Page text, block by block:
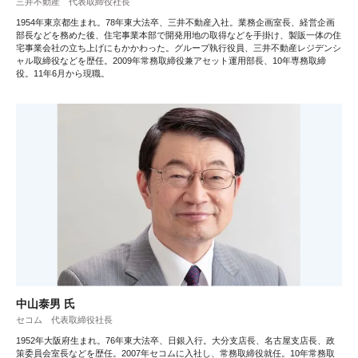
1954年東京都生まれ。78年東大法卒、三井不動産入社。業務企画室長、経営企画
部長などを務めた後、住宅事業本部で開発用地の取得などを手掛け、製販一体の住
宅事業会社の立ち上げにもかかわった。グループ執行役員、三井不動産レジデンシ
ャル取締役などを歴任。2009年常務取締役兼アセット運用部長、10年専務取締
役。11年6月から現職。
中山泰男 氏
セコム 代表取締役社長
1952年大阪府生まれ。76年東大法卒、日銀入行。大分支店長、名古屋支店長、政
策委員会室長などを歴任。2007年セコムに入社し、常務取締役就任。10年常務取